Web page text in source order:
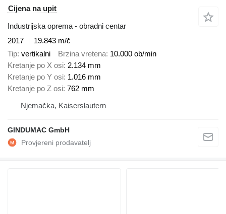
Cijena na upit
Industrijska oprema - obradni centar
2017
19.843 m/č
Tip vertikalni Brzina vretena 10.000 ob/min
Kretanje po X osi 2.134 mm
Kretanje po Y osi 1.016 mm
Kretanje po Z osi 762 mm
Njemačka, Kaiserslautern
GINDUMAC GmbH